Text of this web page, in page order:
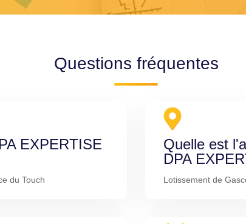
Questions fréquentes
EXPERTISE
du Touch
Quelle est
DPA
Lotissement de